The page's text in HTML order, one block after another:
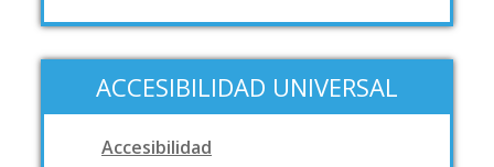
ACCESIBILIDAD UNIVERSAL
Accesibilidad